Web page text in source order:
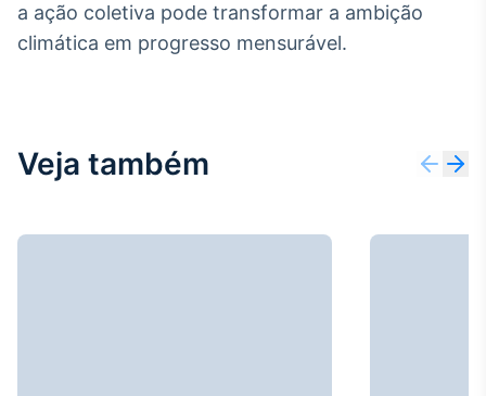
a ação coletiva pode transformar a ambição
climática em progresso mensurável.
Veja também